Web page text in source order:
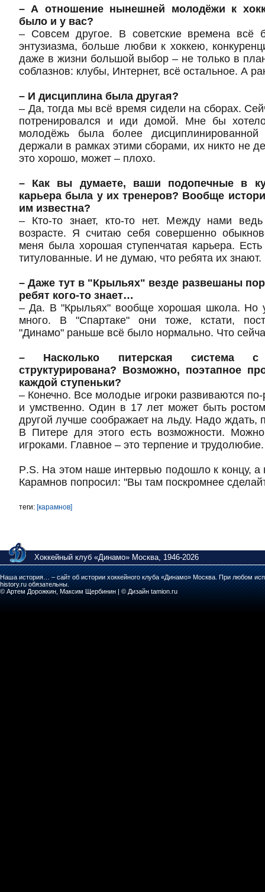
– А отношение нынешней молодёжи к
было и у вас?
– Совсем другое. В советские времена
энтузиазма, больше любви к хоккею,
даже в жизни большой выбор – не только в
соблазнов: клубы, Интернет, всё остальное. А
– И дисциплина была другая?
– Да, тогда мы всё время сидели на сборах.
потренировался и иди домой. Мне бы
молодёжь была более
держали в рамках этими сборами, их никто не
это хорошо, может – плохо.
– Как вы думаете, ваши подопечные в
карьера была у их тренеров? Вообще
им известна?
– Кто-то знает, кто-то нет. Между нами
возрасте. Я считаю себя совершенно
меня была хорошая ступенчатая карьера.
титулованные. И не думаю, что ребята их знают.
– Даже тут в "Крыльях" везде развешаны
ребят кого-то знает…
– Да. В "Крыльях" вообще хорошая школа. Но
много. В "Спартаке" они тоже, кстати,
"Динамо" раньше всё было нормально. Что
– Насколько питерская система
структурирована? Возможно, поэтапное
каждой ступеньки?
– Конечно. Все молодые игроки развиваются
и умственно. Один в 17 лет может быть
другой лучше соображает на льду. Надо ждать,
В Питере для этого есть возможности.
игроками. Главное – это терпение и трудолюбие.
P.S. На этом наше интервью подошло к концу,
Карамнов попросил: "Вы там поскромнее
теги: [карамнов]
Хоккейный клуб «Динамо» Москва, 1946-2026
Наша история… – сайт об истории хоккейного клуба «Динамо» Москва. При любом
history.ru обязательны.
© Артем Дорожкин, Максим Щербинин | © Дизайн tamion.ru